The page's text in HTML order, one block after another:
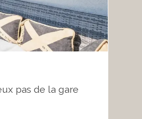
pas de la gare